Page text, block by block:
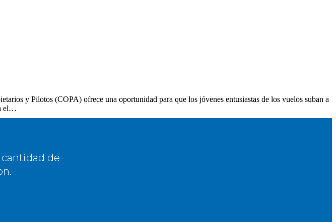
y Pilotos (COPA) ofrece una oportunidad para que los jóvenes entusiastas de los vuelos suban a
el…
de